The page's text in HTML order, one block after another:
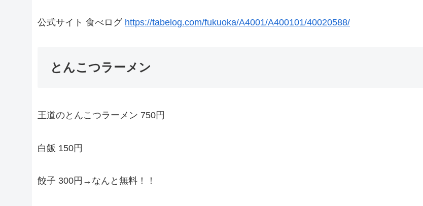
公式サイト 食べログ https://tabelog.com/fukuoka/A4001/A400101/40020588/
とんこつラーメン
王道のとんこつラーメン 750円
白飯 150円
餃子 300円→なんと無料！！